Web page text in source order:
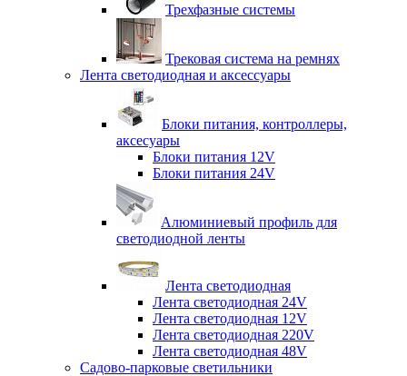
Трехфазные системы
Трековая система на ремнях
Лента светодиодная и аксессуары
Блоки питания, контроллеры,
аксесуары
Блоки питания 12V
Блоки питания 24V
Алюминиевый профиль для
светодиодной ленты
Лента светодиодная
Лента светодиодная 24V
Лента светодиодная 12V
Лента светодиодная 220V
Лента светодиодная 48V
Садово-парковые светильники